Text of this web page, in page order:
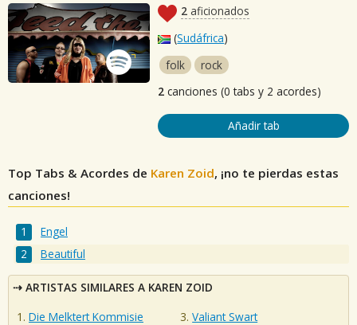
2 aficionados
(Sudáfrica)
folk
rock
2 canciones (0 tabs y 2 acordes)
Añadir tab
Top Tabs & Acordes de Karen Zoid, ¡no te pierdas estas
canciones!
Engel
Beautiful
ARTISTAS SIMILARES A KAREN ZOID
Die Melktert Kommisie
Valiant Swart